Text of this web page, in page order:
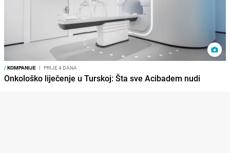
/KOMPANIJE I PRIJE 4 DANA
Onkološko liječenje u Turskoj: Šta sve Acibadem nudi